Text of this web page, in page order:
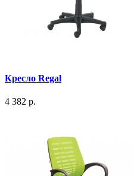
Кресло Regal
4 382 р.